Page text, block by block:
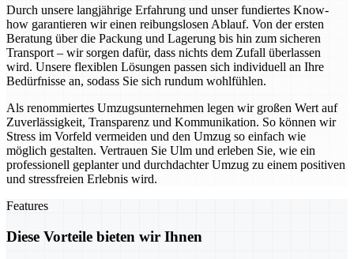
Durch unsere langjährige Erfahrung und unser fundiertes Know-
how garantieren wir einen reibungslosen Ablauf. Von der ersten
Beratung über die Packung und Lagerung bis hin zum sicheren
Transport – wir sorgen dafür, dass nichts dem Zufall überlassen
wird. Unsere flexiblen Lösungen passen sich individuell an Ihre
Bedürfnisse an, sodass Sie sich rundum wohlfühlen.
Als renommiertes Umzugsunternehmen legen wir großen Wert auf
Zuverlässigkeit, Transparenz und Kommunikation. So können wir
Stress im Vorfeld vermeiden und den Umzug so einfach wie
möglich gestalten. Vertrauen Sie Ulm und erleben Sie, wie ein
professionell geplanter und durchdachter Umzug zu einem positiven
und stressfreien Erlebnis wird.
Features
Diese Vorteile bieten wir Ihnen